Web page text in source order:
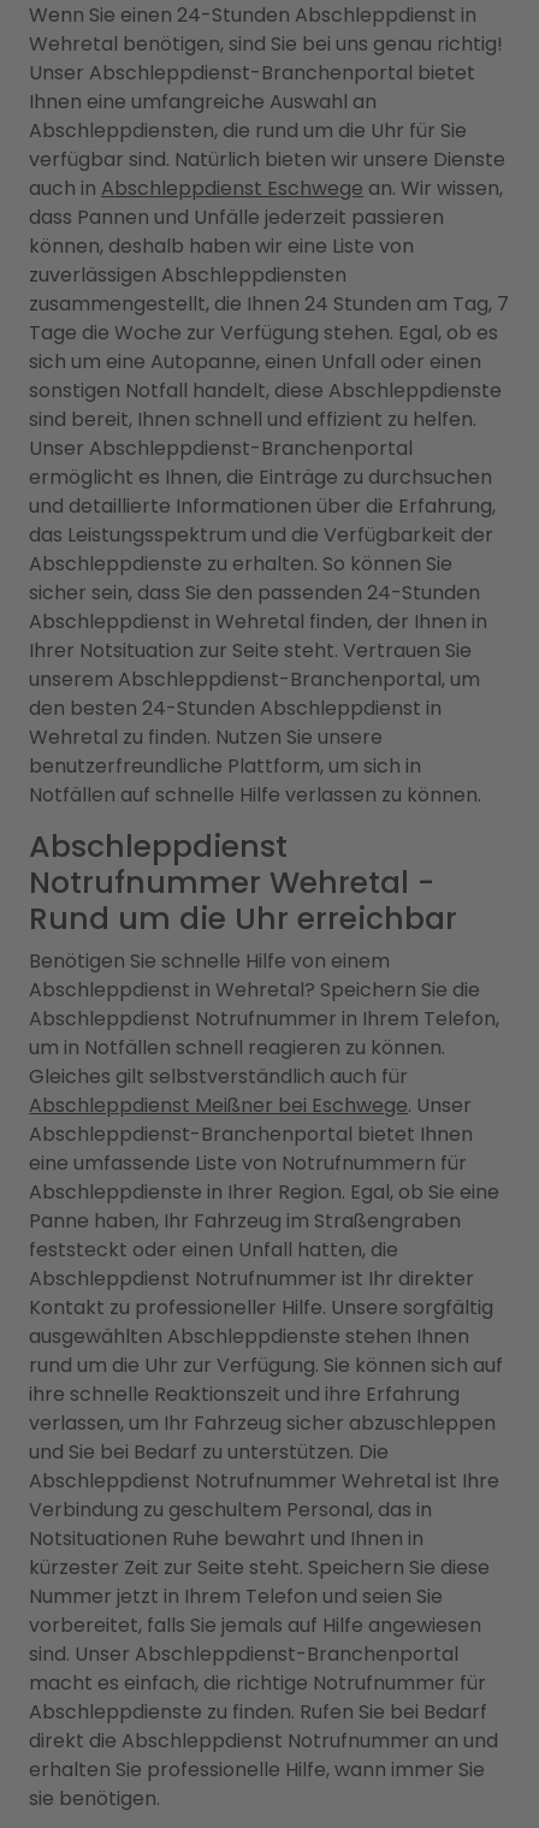
Wenn Sie einen 24-Stunden Abschleppdienst in
Wehretal benötigen, sind Sie bei uns genau richtig!
Unser Abschleppdienst-Branchenportal bietet
Ihnen eine umfangreiche Auswahl an
Abschleppdiensten, die rund um die Uhr für Sie
verfügbar sind. Natürlich bieten wir unsere Dienste
auch in Abschleppdienst Eschwege an. Wir wissen,
dass Pannen und Unfälle jederzeit passieren
können, deshalb haben wir eine Liste von
zuverlässigen Abschleppdiensten
zusammengestellt, die Ihnen 24 Stunden am Tag, 7
Tage die Woche zur Verfügung stehen. Egal, ob es
sich um eine Autopanne, einen Unfall oder einen
sonstigen Notfall handelt, diese Abschleppdienste
sind bereit, Ihnen schnell und effizient zu helfen.
Unser Abschleppdienst-Branchenportal
ermöglicht es Ihnen, die Einträge zu durchsuchen
und detaillierte Informationen über die Erfahrung,
das Leistungsspektrum und die Verfügbarkeit der
Abschleppdienste zu erhalten. So können Sie
sicher sein, dass Sie den passenden 24-Stunden
Abschleppdienst in Wehretal finden, der Ihnen in
Ihrer Notsituation zur Seite steht. Vertrauen Sie
unserem Abschleppdienst-Branchenportal, um
den besten 24-Stunden Abschleppdienst in
Wehretal zu finden. Nutzen Sie unsere
benutzerfreundliche Plattform, um sich in
Notfällen auf schnelle Hilfe verlassen zu können.
Abschleppdienst
Notrufnummer Wehretal -
Rund um die Uhr erreichbar
Benötigen Sie schnelle Hilfe von einem
Abschleppdienst in Wehretal? Speichern Sie die
Abschleppdienst Notrufnummer in Ihrem Telefon,
um in Notfällen schnell reagieren zu können.
Gleiches gilt selbstverständlich auch für
Abschleppdienst Meißner bei Eschwege. Unser
Abschleppdienst-Branchenportal bietet Ihnen
eine umfassende Liste von Notrufnummern für
Abschleppdienste in Ihrer Region. Egal, ob Sie eine
Panne haben, Ihr Fahrzeug im Straßengraben
feststeckt oder einen Unfall hatten, die
Abschleppdienst Notrufnummer ist Ihr direkter
Kontakt zu professioneller Hilfe. Unsere sorgfältig
ausgewählten Abschleppdienste stehen Ihnen
rund um die Uhr zur Verfügung. Sie können sich auf
ihre schnelle Reaktionszeit und ihre Erfahrung
verlassen, um Ihr Fahrzeug sicher abzuschleppen
und Sie bei Bedarf zu unterstützen. Die
Abschleppdienst Notrufnummer Wehretal ist Ihre
Verbindung zu geschultem Personal, das in
Notsituationen Ruhe bewahrt und Ihnen in
kürzester Zeit zur Seite steht. Speichern Sie diese
Nummer jetzt in Ihrem Telefon und seien Sie
vorbereitet, falls Sie jemals auf Hilfe angewiesen
sind. Unser Abschleppdienst-Branchenportal
macht es einfach, die richtige Notrufnummer für
Abschleppdienste zu finden. Rufen Sie bei Bedarf
direkt die Abschleppdienst Notrufnummer an und
erhalten Sie professionelle Hilfe, wann immer Sie
sie benötigen.